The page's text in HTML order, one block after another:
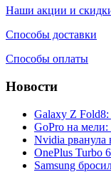
Наши акции и
Способы доставки
Способы оплаты
Новости
Galaxy Z Fold8:
GoPro на мели:
Nvidia
OnePlus Turbo
Samsung